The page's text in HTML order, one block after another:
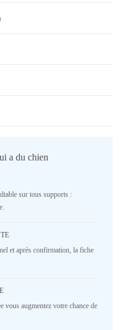
a du chien
sur tous supports :
et après confirmation, la fiche
vous augmentez votre chance de